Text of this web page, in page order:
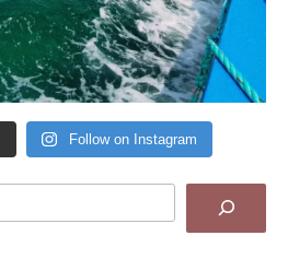
Follow on Instagram